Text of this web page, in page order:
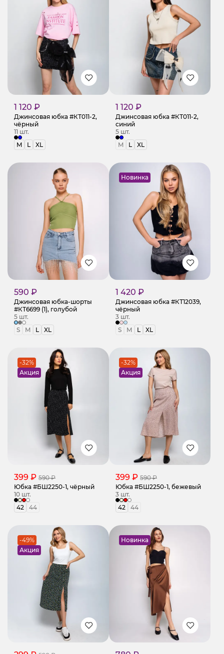
1 120 ₽
Джинсовая юбка #КТ011-2,
чёрный
11 шт.
M
L XL
1 120 ₽
Джинсовая юбка #КТ011-2,
синий
5 шт.
M
L XL
590 ₽
Джинсовая юбка-шорты
#КТ6699 (1), голубой
5 шт.
S
M L XL
Новинка
1 420 ₽
Джинсовая юбка #КТ12039,
чёрный
3 шт.
S
M L XL
-32%
Акция
399 ₽ 590 ₽
Юбка #БШ2250-1, чёрный
10 шт.
42
44
-32%
Акция
399 ₽ 590 ₽
Юбка #БШ2250-1, бежевый
3 шт.
42
44
-49%
Акция
Новинка